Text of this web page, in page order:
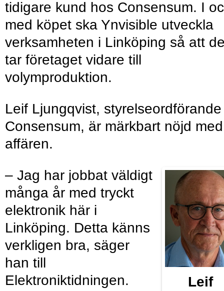
tidigare kund hos Consensum. I
med köpet ska Ynvisible utveckla
verksamheten i Linköping så att
tar företaget vidare till
volymproduktion.
Leif Ljungqvist,
Consensum, är märkbart nöjd med
affären.
Leif
– Jag har jobbat väldigt
många år med tryckt
elektronik här i
Linköping. Detta känns
verkligen bra, säger
han till
Elektroniktidningen.